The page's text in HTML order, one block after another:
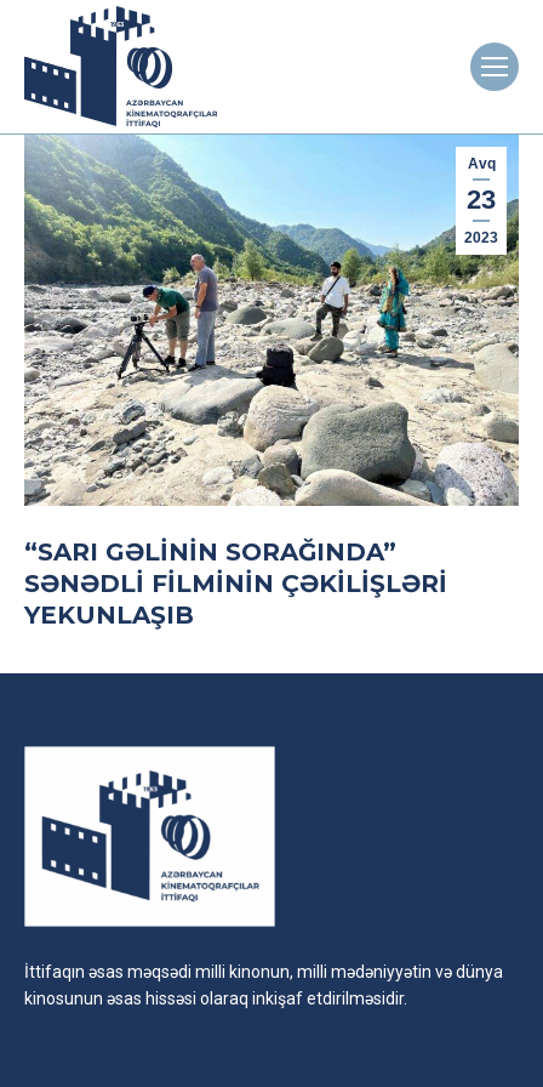
Avq
23
2023
“SARI GƏLININ SORAĞINDA”
SƏNƏDLI FILMININ ÇƏKILIŞLƏRI
YEKUNLAŞIB
İttifaqın əsas məqsədi milli kinonun, milli mədəniyyətin və dünya
kinosunun əsas hissəsi olaraq inkişaf etdirilməsidir.